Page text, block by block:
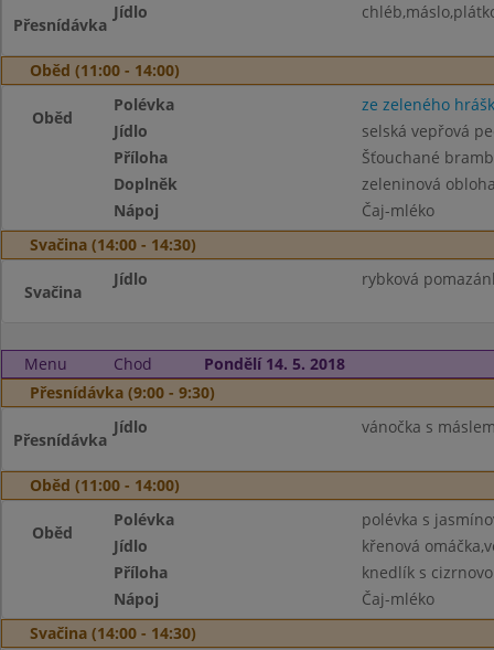
Přesnídávka
Jídlo
Oběd (11:00 - 14:00)
Oběd
Polévka
ze zeleného
Jídlo
selská vepřová
Příloha
Šťouchané
Doplněk
zeleninová
Nápoj
Čaj-mléko
Svačina (14:00 - 14:30)
Svačina
Jídlo rybková
Menu Chod
Pondělí 14. 5. 2018
Přesnídávka (9:00 - 9:30)
Přesnídávka
Jídlo vánočka s
Oběd (11:00 - 14:00)
Oběd
Polévka
polévka s
Jídlo
křenová
Příloha
knedlík s
Nápoj
Čaj-mléko
Svačina (14:00 - 14:30)